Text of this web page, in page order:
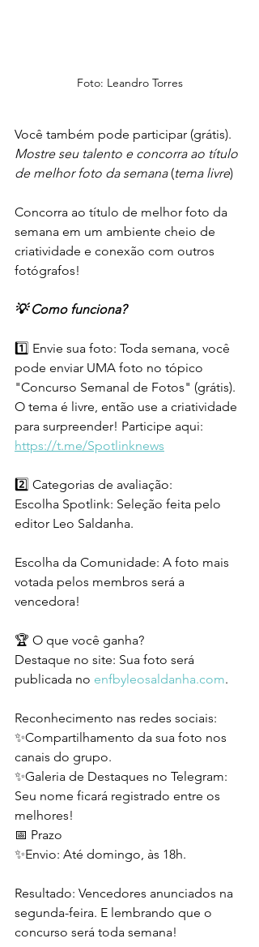
Foto: Leandro Torres
Você também pode participar (grátis).
Mostre seu talento e concorra ao título
de melhor foto da semana (tema livre)
Concorra ao título de melhor foto da
semana em um ambiente cheio de
criatividade e conexão com outros
fotógrafos!
💡 Como funciona?
1️⃣ Envie sua foto: Toda semana, você
pode enviar UMA foto no tópico
"Concurso Semanal de Fotos" (grátis).
O tema é livre, então use a criatividade
para surpreender! Participe aqui:
https://t.me/Spotlinknews
2️⃣ Categorias de avaliação:
Escolha Spotlink: Seleção feita pelo
editor Leo Saldanha.
Escolha da Comunidade: A foto mais
votada pelos membros será a
vencedora!
🏆 O que você ganha?
Destaque no site: Sua foto será
publicada no enfbyleosaldanha.com.
Reconhecimento nas redes sociais:
✨Compartilhamento da sua foto nos
canais do grupo.
✨Galeria de Destaques no Telegram:
Seu nome ficará registrado entre os
melhores!
📅 Prazo
✨Envio: Até domingo, às 18h.
Resultado: Vencedores anunciados na
segunda-feira. E lembrando que o
concurso será toda semana!